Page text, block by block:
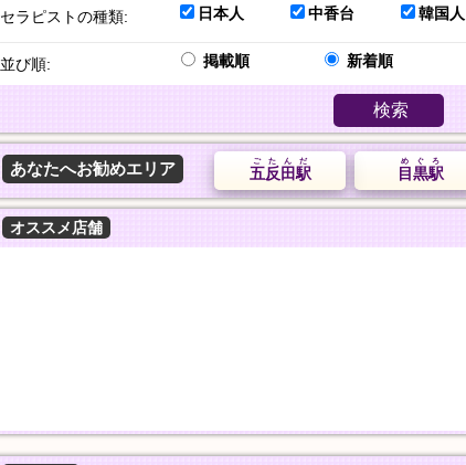
セラピストの種類: 日本人 中香台 韓国人
並び順: 掲載順 新着順
検索
あなたへお勧めエリア 目黒駅
めぐろ
五反田駅
ごたんだ
オススメ店舗